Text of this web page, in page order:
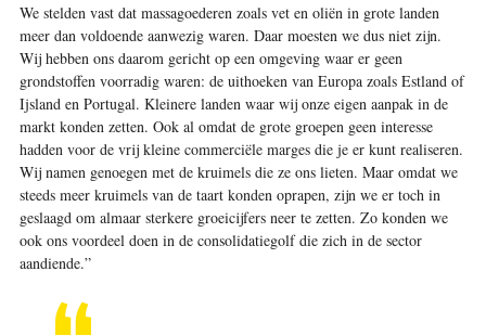
We stelden vast dat massagoederen zoals vet en oliën in grote landen
meer dan voldoende aanwezig waren. Daar moesten we dus niet zijn.
Wij hebben ons daarom gericht op een omgeving waar er geen
grondstoffen voorradig waren: de ­uithoeken van Europa zoals Estland of
Ijsland en Portugal. Kleinere landen waar wij onze eigen aanpak in de
markt konden zetten. Ook al omdat de grote groepen geen interesse
hadden voor de vrij kleine commerciële marges die je er kunt realiseren.
Wij namen genoegen met de kruimels die ze ons lieten. Maar omdat we
steeds meer kruimels van de taart konden oprapen, zijn we er toch in
geslaagd om almaar sterkere groeicijfers neer te zetten. Zo konden we
ook ons voordeel doen in de consolidatiegolf die zich in de sector
aandiende.”